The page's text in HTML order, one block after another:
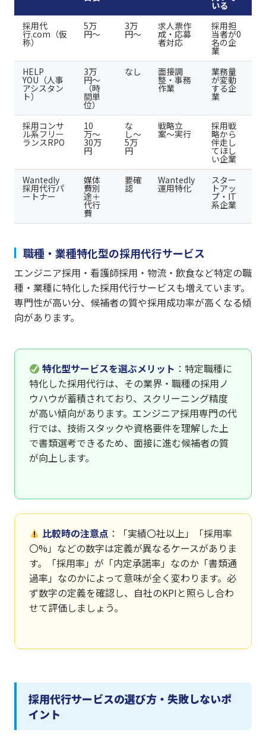
いる
採用代
行.com（仮
称）
5万
円〜
3万
円〜
求人票作
成・応募
者対応
採用担
当者が0
名の企
業
HELP
YOU（人事
アシスタン
ト）
3万
円〜
（時
間単
位）
なし 面接調
整・事務
作業
業務量
が変動
する企
業
採用コンサ
ル系フリー
ランスRPO
10
万〜
30万
円
な
し〜
5万
円
戦略立
案〜実行
採用戦
略から
伴走し
てほし
い企業
Wantedly
採用代行パ
ートナー
媒体
費別
途＋
代行
費
要確
認
Wantedly
運用特化
スター
トアッ
プ・IT
系企業
職種・業種特化型の採用代行サービス
エンジニア採用・看護師採用・物流・飲食など特定の職
種・業種に特化した採用代行サービスも増えています。
専門性が高い分、候補者の質や採用成功率が高くなる傾
向があります。
特化型サービスを選ぶメリット ：特定職種に
特化した採用代行は、その業界・職種の採用ノ
ウハウが蓄積されており、スクリーニング精度
が高い傾向があります。エンジニア採用専門の代
行では、技術スタックや資格要件を理解した上
で書類選考できるため、面接に進む候補者の質
が向上します。
比較時の注意点 ：「実績〇社以上」「採用率
〇%」などの数字は定義が異なるケースがありま
す。「採用率」が「内定承諾率」なのか「書類通
過率」なのかによって意味が全く変わります。必
ず数字の定義を確認し、自社のKPIと照らし合わ
せて評価しましょう。
採用代行サービスの選び方・失敗しないポ
イント